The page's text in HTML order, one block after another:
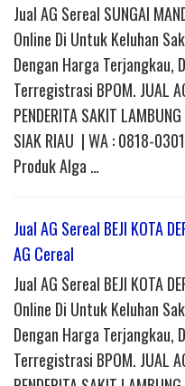
Jual AG Sereal SUNGAI
Online Di Untuk Keluhan
Dengan Harga Terjangkau,
Terregistrasi BPOM. JUAL
PENDERITA SAKIT
SIAK RIAU | WA : 0818-
Produk Alga …
Jual AG Sereal BEJI KOTA
AG Cereal
Jual AG Sereal BEJI KOTA
Online Di Untuk Keluhan
Dengan Harga Terjangkau,
Terregistrasi BPOM. JUAL